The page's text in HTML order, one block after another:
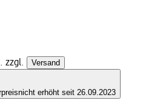
zzgl. Versand
nicht erhöht seit 26.09.2023